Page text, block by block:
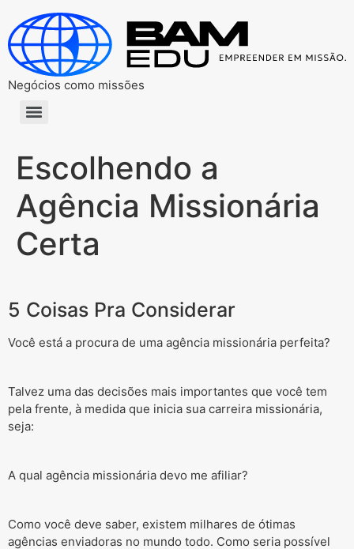
Negócios como missões
Escolhendo a
Agência Missionária
Certa
5 Coisas Pra Considerar
Você está a procura de uma agência missionária perfeita?
Talvez uma das decisões mais importantes que você tem
pela frente, à medida que inicia sua carreira missionária,
seja:
A qual agência missionária devo me afiliar?
Como você deve saber, existem milhares de ótimas
agências enviadoras no mundo todo. Como seria possível